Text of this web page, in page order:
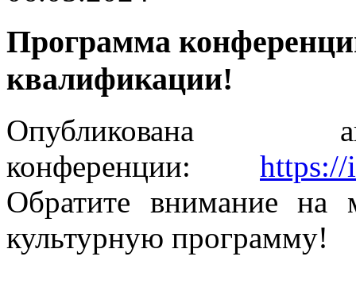
Программа
квалификации!
Опубликована
конференции: https://
Обратите внимание на
культурную программу!